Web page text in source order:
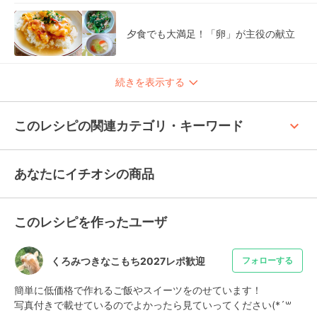
夕食でも大満足！「卵」が主役の献立
続きを表示する
このレシピの関連カテゴリ・キーワード keyboard_arrow_up
あなたにイチオシの商品
このレシピを作ったユーザ
くろみつきなこもち2027レポ歓迎 フォローする
簡単に低価格で作れるご飯やスイーツをのせています！
写真付きで載せているのでよかったら見ていってください(*´꒳